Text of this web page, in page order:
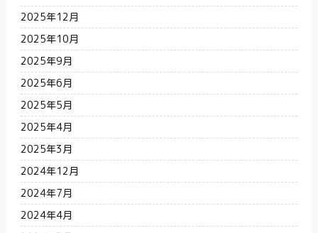
2025年12月
2025年10月
2025年9月
2025年6月
2025年5月
2025年4月
2025年3月
2024年12月
2024年7月
2024年4月